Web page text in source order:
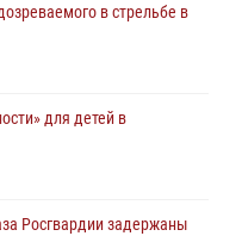
в стрельбе в
для детей в
Росгвардии задержаны